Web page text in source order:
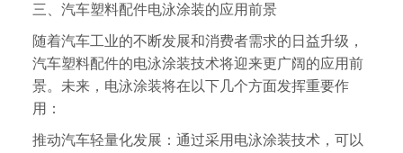
三、汽车塑料配件电泳涂装的应用前景
随着汽车工业的不断发展和消费者需求的日益升级，
汽车塑料配件的电泳涂装技术将迎来更广阔的应用前
景。未来，电泳涂装将在以下几个方面发挥重要作
用：
推动汽车轻量化发展：通过采用电泳涂装技术，可以